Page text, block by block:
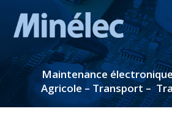
Maintenance
Agricole – Transport –